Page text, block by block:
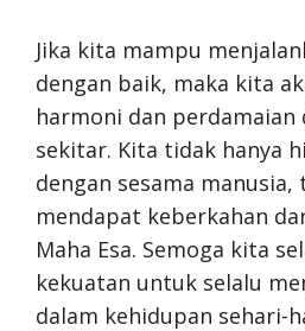
Jika kita mampu
dengan baik, maka kita
harmoni dan perdamaian
sekitar. Kita tidak hanya
dengan sesama
mendapat keberkahan
Maha Esa. Semoga kita
kekuatan untuk selalu
dalam kehidupan sehari-